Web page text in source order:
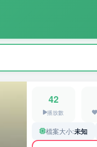
42
播放數
檔案大小:未知